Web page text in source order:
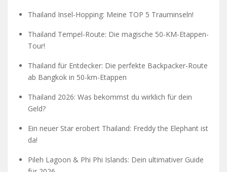
Thailand Insel-Hopping: Meine TOP 5 Trauminseln!
Thailand Tempel-Route: Die magische 50-KM-Etappen-
Tour!
Thailand für Entdecker: Die perfekte Backpacker-Route
ab Bangkok in 50-km-Etappen
Thailand 2026: Was bekommst du wirklich für dein
Geld?
Ein neuer Star erobert Thailand: Freddy the Elephant ist
da!
Pileh Lagoon & Phi Phi Islands: Dein ultimativer Guide